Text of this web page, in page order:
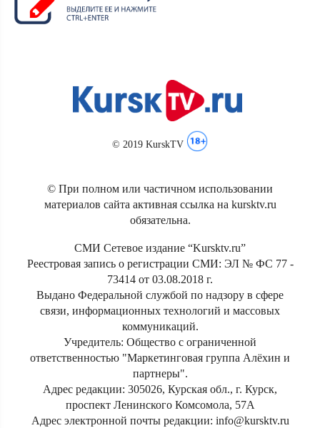
© 2019 KurskTV
© При полном или частичном использовании
материалов сайта активная ссылка на kursktv.ru
обязательна.
СМИ Сетевое издание “Kursktv.ru”
Реестровая запись о регистрации СМИ: ЭЛ № ФС 77 -
73414 от 03.08.2018 г.
Выдано Федеральной службой по надзору в сфере
связи, информационных технологий и массовых
коммуникаций.
Учредитель: Общество с ограниченной
ответственностью "Маркетинговая группа Алёхин и
партнеры".
Адрес редакции: 305026, Курская обл., г. Курск,
проспект Ленинского Комсомола, 57А
Адрес электронной почты редакции: info@kursktv.ru